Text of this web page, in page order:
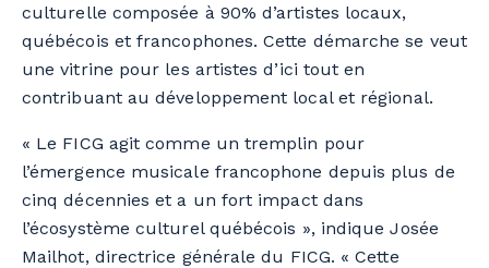
culturelle composée à 90% d’artistes locaux,
québécois et francophones. Cette démarche se veut
une vitrine pour les artistes d’ici tout en
contribuant au développement local et régional.
« Le FICG agit comme un tremplin pour
l’émergence musicale francophone depuis plus de
cinq décennies et a un fort impact dans
l’écosystème culturel québécois », indique Josée
Mailhot, directrice générale du FICG. « Cette